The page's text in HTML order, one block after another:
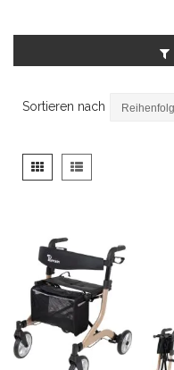
Sortieren nach
Anzeigen
als
Liste Liste